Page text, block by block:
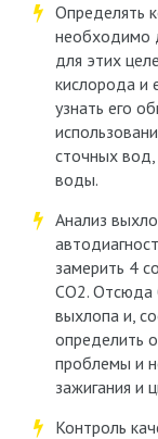
Определять
необходимо
для этих
кислорода и
узнать его
сточных
воды.
Анализ
замерить 4
CO2. Отсюда
выхлопа и,
определить
проблемы и
зажигания и
Контроль